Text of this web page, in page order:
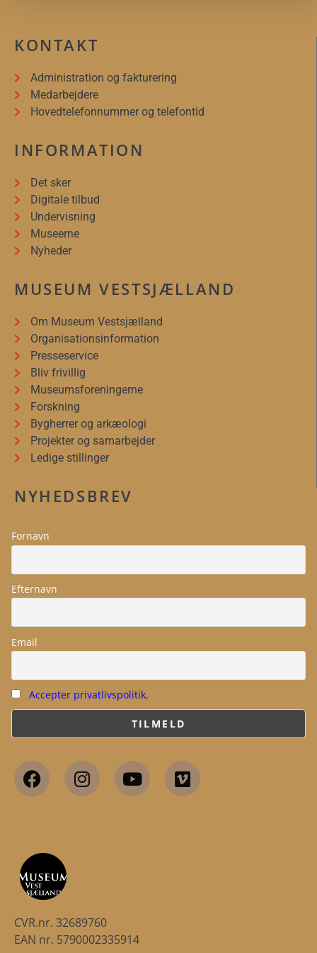
KONTAKT
Administration og fakturering
Medarbejdere
Hovedtelefonnummer og telefontid
INFORMATION
Det sker
Digitale tilbud
Undervisning
Museerne
Nyheder
MUSEUM VESTSJÆLLAND
Om Museum Vestsjælland
Organisationsinformation
Presseservice
Bliv frivillig
Museumsforeningerne
Forskning
Bygherrer og arkæologi
Projekter og samarbejder
Ledige stillinger
NYHEDSBREV
Fornavn
Efternavn
Email
Accepter privatlivspolitik.
CVR.nr. 32689760
EAN nr. 5790002335914